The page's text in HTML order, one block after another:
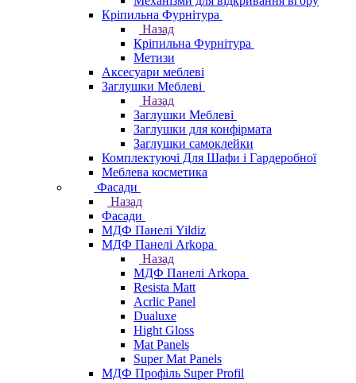
Кріпильна Фурнітура
Назад
Кріпильна Фурнітура
Метизи
Аксесуари меблеві
Заглушки Меблеві
Назад
Заглушки Меблеві
Заглушки для конфірмата
Заглушки самоклейки
Комплектуючі Для Шафи і Гардеробної
Меблева косметика
Фасади
Назад
Фасади
МДФ Панелі Yildiz
МДФ Панелі Arkopa
Назад
МДФ Панелі Arkopa
Resista Matt
Acrlic Panel
Dualuxe
Hight Gloss
Mat Panels
Super Mat Panels
МДФ Профіль Super Profil